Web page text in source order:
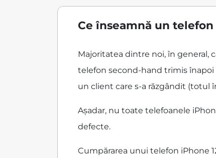
Ce înseamnă un
Majoritatea dintre noi, în general,
telefon second-hand trimis
un client care s-a răzgândit (totul
Așadar, nu toate telefoanele
defecte.
Cumpărarea unui telefon iPhone